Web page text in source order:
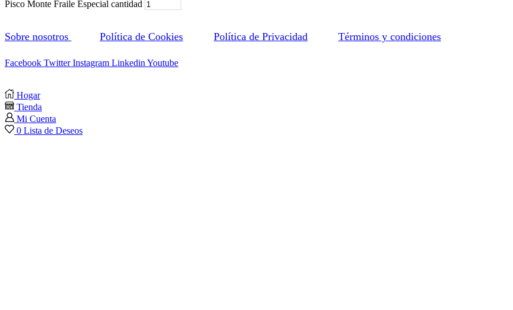
Pisco Monte Fraile Especial cantidad
Sobre nosotros Política de Cookies Política de Privacidad Términos y condiciones
Facebook Twitter Instagram Linkedin Youtube
Hogar
Tienda
Mi Cuenta
0 Lista de Deseos